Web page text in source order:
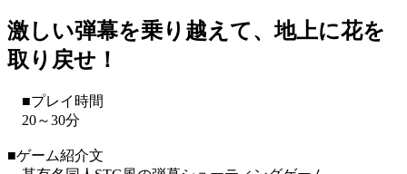
激しい弾幕を乗り越えて、地上に花を
取り戻せ！
■プレイ時間
20～30分
■ゲーム紹介文